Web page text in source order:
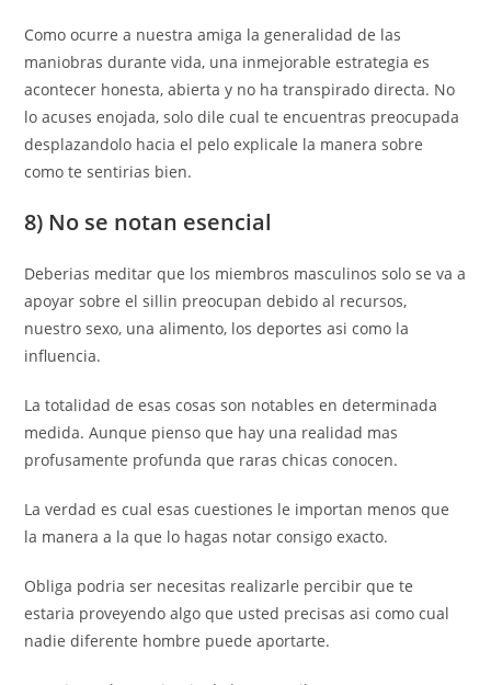
Como ocurre a nuestra amiga la generalidad de las
maniobras durante vida, una inmejorable estrategia es
acontecer honesta, abierta y no ha transpirado directa. No
lo acuses enojada, solo dile cual te encuentras preocupada
desplazandolo hacia el pelo explicale la manera sobre
como te sentirias bien.
8) No se notan esencial
Deberias meditar que los miembros masculinos solo se va a
apoyar sobre el silli­n preocupan debido al recursos,
nuestro sexo, una alimento, los deportes asi­ como la
influencia.
La totalidad de esas cosas son notables en determinada
medida. Aunque pienso que hay una realidad mas
profusamente profunda que raras chicas conocen.
La verdad es cual esas cuestiones le importan menos que
la manera a la que lo hagas notar consigo exacto.
Obliga podri­a ser necesitas realizarle percibir que te
estaria proveyendo algo que usted precisas asi­ como cual
nadie diferente hombre puede aportarte.